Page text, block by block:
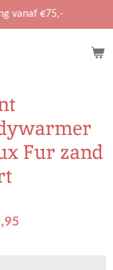
vanaf €75,-
Fur zand